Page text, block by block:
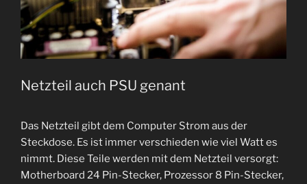
Netzteil auch PSU genant
Das Netzteil gibt dem Computer Strom aus der
Steckdose. Es ist immer verschieden wie viel Watt es
nimmt. Diese Teile werden mit dem Netzteil versorgt:
Motherboard 24 Pin-Stecker, Prozessor 8 Pin-Stecker,